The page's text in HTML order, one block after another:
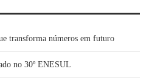
transforma números em futuro
no 30º ENESUL